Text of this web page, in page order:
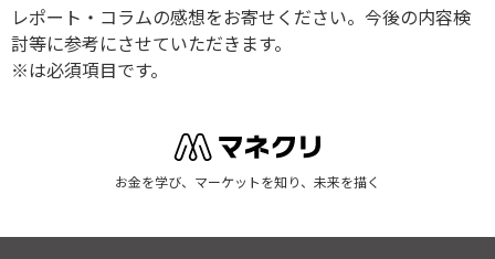
レポート・コラムの感想をお寄せください。今後の内容検
討等に参考にさせていただきます。
※は必須項目です。
お金を学び、マーケットを知り、未来を描く